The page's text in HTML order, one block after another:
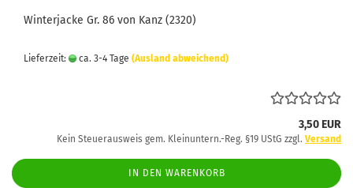
Winterjacke Gr. 86 von Kanz (2320)
Lieferzeit: ca. 3-4 Tage (Ausland abweichend)
3,50 EUR
Kein Steuerausweis gem. Kleinuntern.-Reg. §19 UStG zzgl. Versand
IN DEN WARENKORB